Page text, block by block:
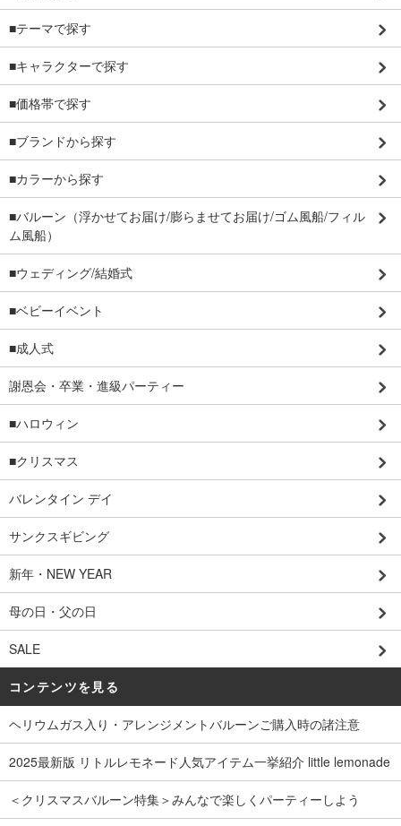
■テーマで探す
■キャラクターで探す
■価格帯で探す
■ブランドから探す
■カラーから探す
■バルーン（浮かせてお届け/膨らませてお届け/ゴム風船/フィル
ム風船）
■ウェディング/結婚式
■ベビーイベント
■成人式
謝恩会・卒業・進級パーティー
■ハロウィン
■クリスマス
バレンタイン デイ
サンクスギビング
新年・NEW YEAR
母の日・父の日
SALE
コンテンツを見る
ヘリウムガス入り・アレンジメントバルーンご購入時の諸注意
2025最新版 リトルレモネード人気アイテム一挙紹介 little lemonade
＜クリスマスバルーン特集＞みんなで楽しくパーティーしよう